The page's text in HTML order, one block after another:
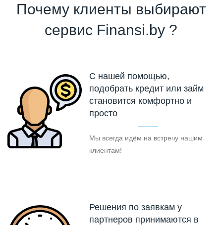
Почему клиенты выбирают
сервис Finansi.by ?
С нашей помощью,
подобрать кредит или займ
становится комфортно и
просто
Мы всегда идём на встречу нашим
клиентам!
Решения по заявкам у
партнеров принимаются в